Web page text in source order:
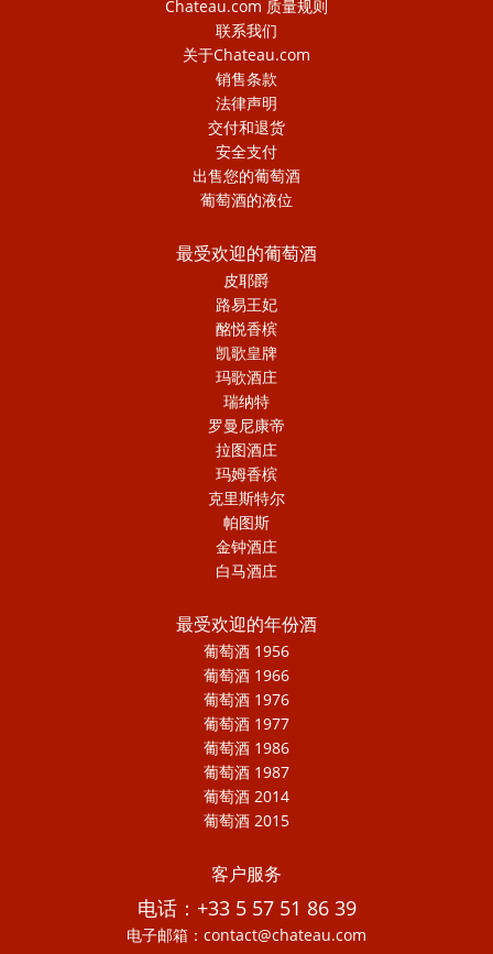
Chateau.com 质量规则
联系我们
关于Chateau.com
销售条款
法律声明
交付和退货
安全支付
出售您的葡萄酒
葡萄酒的液位
最受欢迎的葡萄酒
皮耶爵
路易王妃
酩悦香槟
凯歌皇牌
玛歌酒庄
瑞纳特
罗曼尼康帝
拉图酒庄
玛姆香槟
克里斯特尔
帕图斯
金钟酒庄
白马酒庄
最受欢迎的年份酒
葡萄酒 1956
葡萄酒 1966
葡萄酒 1976
葡萄酒 1977
葡萄酒 1986
葡萄酒 1987
葡萄酒 2014
葡萄酒 2015
客户服务
电话：+33 5 57 51 86 39
电子邮箱：contact@chateau.com